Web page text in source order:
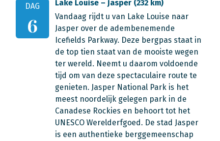
DAG
6
Lake Louise – Jasper (232 km)
Vandaag rijdt u van Lake Louise naar
Jasper over de adembenemende
Icefields Parkway. Deze bergpas staat in
de top tien staat van de mooiste wegen
ter wereld. Neemt u daarom voldoende
tijd om van deze spectaculaire route te
genieten. Jasper National Park is het
meest noordelijk gelegen park in de
Canadese Rockies en behoort tot het
UNESCO Werelderfgoed. De stad Jasper
is een authentieke berggemeenschap